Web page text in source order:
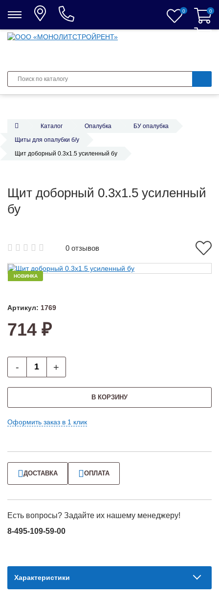
0 0
0
Каталог Опалубка
БУ опалубка
Щиты для опалубки б/у
Щит доборный 0.3х1.5 усиленный бу
Щит доборный 0.3х1.5 усиленный
бу
0 отзывов
НОВИНКА
Артикул: 1769
714 ₽
- +
В КОРЗИНУ
Оформить заказ в 1 клик
ДОСТАВКА ОПЛАТА
Есть вопросы? Задайте их нашему менеджеру!
8-495-109-59-00
Характеристики